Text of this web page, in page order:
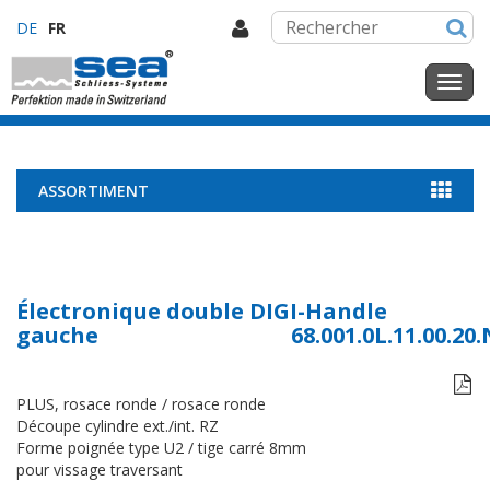
DE FR
ASSORTIMENT
Électronique double DIGI-Handle
gauche

PLUS, rosace ronde / rosace ronde
Découpe cylindre ext./int. RZ
Forme poignée type U2 / tige carré 8mm
pour vissage traversant